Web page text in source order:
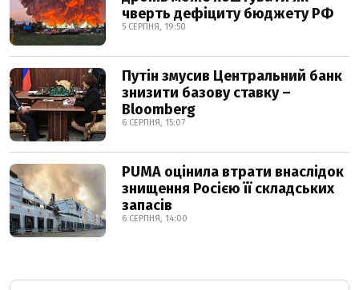
чверть дефіциту бюджету РФ
5 СЕРПНЯ, 19:50
Путін змусив Центральний банк
знизити базову ставку –
Bloomberg
6 СЕРПНЯ, 15:07
PUMA оцінила втрати внаслідок
знищення Росією її складських
запасів
6 СЕРПНЯ, 14:00